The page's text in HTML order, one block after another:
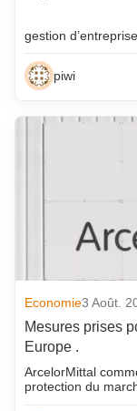
gestion d’entreprise
piwi
Economie3 Août.
Mesures prises
Europe .
ArcelorMittal
protection du